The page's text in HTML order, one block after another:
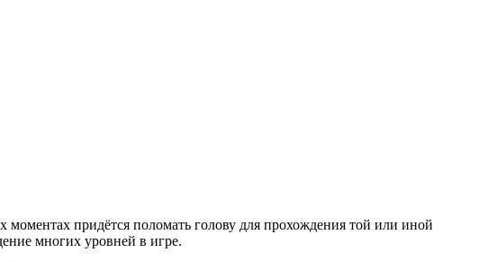
придётся поломать голову для прохождения той или иной
многих уровней в игре.